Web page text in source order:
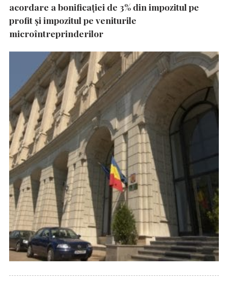
acordare a bonificației de 3% din impozitul pe
profit și impozitul pe veniturile
microîntreprinderilor